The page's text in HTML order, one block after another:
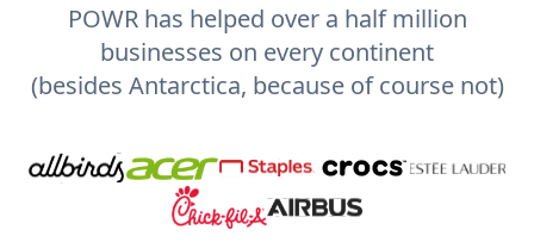
POWR has helped over a half million
businesses on every continent
(besides Antarctica, because of course not)